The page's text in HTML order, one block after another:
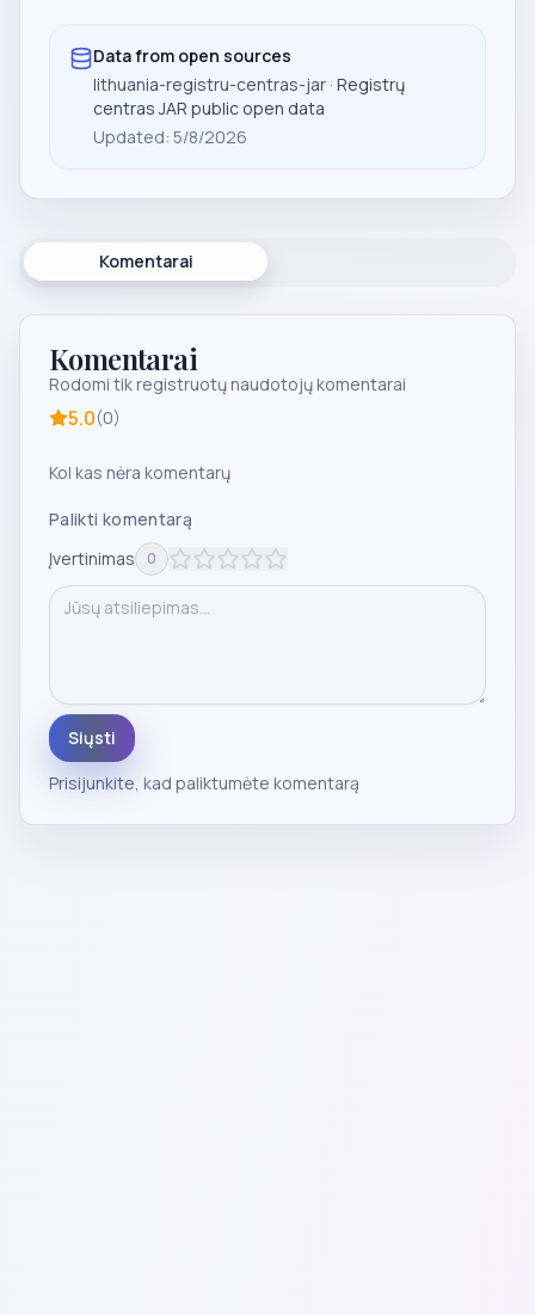
Data from open sources
lithuania-registru-centras-jar · Registrų
centras JAR public open data
Updated: 5/8/2026
Komentarai
Komentarai
Rodomi tik registruotų naudotojų komentarai
5.0(0)
Kol kas nėra komentarų
Palikti komentarą
Įvertinimas
0
Siųsti
Prisijunkite, kad paliktumėte komentarą